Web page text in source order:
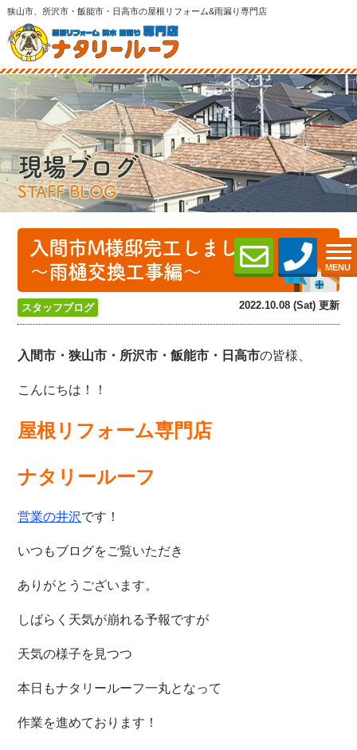
狭山市、所沢市・飯能市・日高市の屋根リフォーム&雨漏り専門店
MENU
現場ブログ
STAFF BLOG
入間市M様邸完工しました！
～雨樋交換工事編～
スタッフブログ 2022.10.08 (Sat) 更新
入間市・狭山市・所沢市・飯能市・日高市の皆様、
こんにちは！！
屋根リフォーム専門店
ナタリールーフ
営業の井沢です！
いつもブログをご覧いただき
ありがとうございます。
しばらく天気が崩れる予報ですが
天気の様子を見つつ
本日もナタリールーフ一丸となって
作業を進めております！